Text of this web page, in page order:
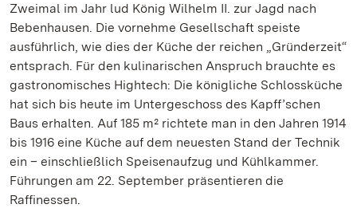
Zweimal im Jahr lud König Wilhelm II. zur Jagd nach
Bebenhausen. Die vornehme Gesellschaft speiste
ausführlich, wie dies der Küche der reichen „Gründerzeit“
entsprach. Für den kulinarischen Anspruch brauchte es
gastronomisches Hightech: Die königliche Schlossküche
hat sich bis heute im Untergeschoss des Kapff’schen
Baus erhalten. Auf 185 m² richtete man in den Jahren 1914
bis 1916 eine Küche auf dem neuesten Stand der Technik
ein – einschließlich Speisenaufzug und Kühlkammer.
Führungen am 22. September präsentieren die
Raffinessen.